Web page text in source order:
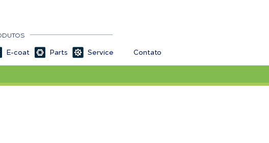
E-coat Parts Service Contato